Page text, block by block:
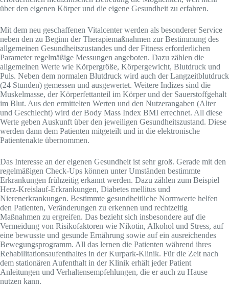
über den eigenen Körper und die eigene Gesundheit zu erfahren.
Mit dem neu geschaffenen Vitalcenter werden als besonderer Service
neben den zu Beginn der Therapiemaßnahmen zur Bestimmung des
allgemeinen Gesundheitszustandes und der Fitness erforderlichen
Parameter regelmäßige Messungen angeboten. Dazu zählen die
allgemeinen Werte wie Körpergröße, Körpergewicht, Blutdruck und
Puls. Neben dem normalen Blutdruck wird auch der Langzeitblutdruck
(24 Stunden) gemessen und ausgewertet. Weitere Indizes sind die
Muskelmasse, der Körperfettanteil im Körper und der Sauerstoffgehalt
im Blut. Aus den ermittelten Werten und den Nutzerangaben (Alter
und Geschlecht) wird der Body Mass Index BMI errechnet. All diese
Werte geben Auskunft über den jeweiligen Gesundheitszustand. Diese
werden dann dem Patienten mitgeteilt und in die elektronische
Patientenakte übernommen.
Das Interesse an der eigenen Gesundheit ist sehr groß. Gerade mit den
regelmäßigen Check-Ups können unter Umständen bestimmte
Erkrankungen frühzeitig erkannt werden. Dazu zählen zum Beispiel
Herz-Kreislauf-Erkrankungen, Diabetes mellitus und
Nierenerkrankungen. Bestimmte gesundheitliche Normwerte helfen
den Patienten, Veränderungen zu erkennen und rechtzeitig
Maßnahmen zu ergreifen. Das bezieht sich insbesondere auf die
Vermeidung von Risikofaktoren wie Nikotin, Alkohol und Stress, auf
eine bewusste und gesunde Ernährung sowie auf ein ausreichendes
Bewegungsprogramm. All das lernen die Patienten während ihres
Rehabilitationsaufenthaltes in der Kurpark-Klinik. Für die Zeit nach
dem stationären Aufenthalt in der Klinik erhält jeder Patient
Anleitungen und Verhaltensempfehlungen, die er auch zu Hause
nutzen kann.